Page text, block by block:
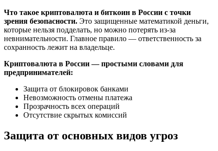
Что такое криптовалюта и биткоин в России с точки
зрения безопасности. Это защищенные математикой деньги,
которые нельзя подделать, но можно потерять из-за
невнимательности. Главное правило — ответственность за
сохранность лежит на владельце.
Криптовалюта в России — простыми словами для
предпринимателей:
Защита от блокировок банками
Невозможность отмены платежа
Прозрачность всех операций
Отсутствие скрытых комиссий
Защита от основных видов угроз